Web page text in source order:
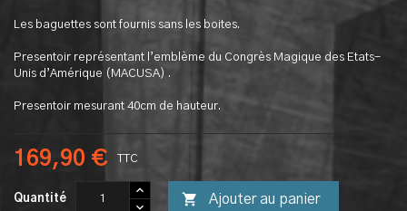
Les baguettes sont fournis sans les boites.
Presentoir représentant l’emblème du Congrès Magique des Etats-
Unis d’Amérique (MACUSA) .
Presentoir mesurant 40cm de hauteur.
169,90 € TTC
Quantité  Ajouter au panier